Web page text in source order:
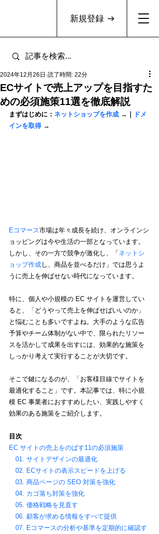
新規登録
ECサイトで売上アップを目指すた
めの必須施策11選を徹底解説
2024年12月26日 読了時間: 22分
まずはじめに： ネットショップを作成 →｜
ドメ
インを取得 →
Eコマース市場は年々成長を続け、オンラインシ
ョッピングは今や生活の一部となっています。
しかし、その一方で競争が激化し、「 ネットシ
ョップ作成し、商品を並べるだけ」では思うよ
うに売上を伸ばせない時代になっています。
特に、個人や小規模の EC サイトを運営してい
ると、「どうやって売上を伸ばせばいいのか」
と悩むことも多いですよね。大手のような広告
予算やチーム体制がない中で、限られたリソー
スを活かして成果を出すには、効果的な施策を
しっかり考えて実行することが大切です。
そこで鍵になるのが、「お客様目線でサイトを
最適化すること」です。本記事では、特に小規
模 EC 事業者におすすめしたい、実践しやすく
効果のある施策をご紹介します。
目次
EC サイトの売上をのばす11の必須施策
01. サイトデザインの最適化
02. ECサイトの表示スピードを上げる
03. 商品ページの SEO 対策を強化
04. カゴ落ち対策を強化
05. 価格戦略を見直す
06. 顧客が求める情報をすべて提供
07. Eコマースの分析や基準を定期的に確認す